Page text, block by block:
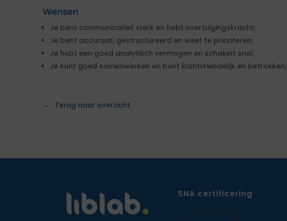
Wensen
Je bent communicatief sterk en hebt overtuigingskracht;
Je bent accuraat, gestructureerd en weet te prioriteren;
Je hebt een goed analytisch vermogen en schakelt snel;
Je kunt goed samenwerken en bent klantvriendelijk en betrokken;
Terug naar overzicht
SNA certificering